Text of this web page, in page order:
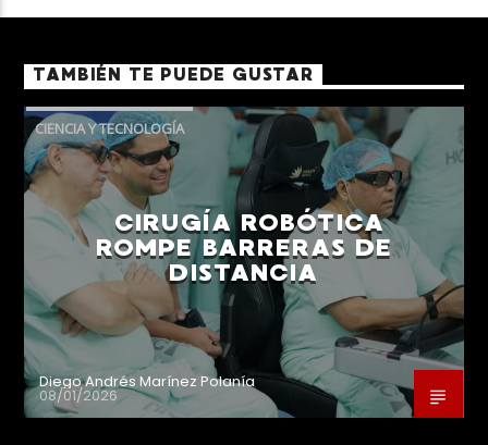
TAMBIÉN TE PUEDE GUSTAR
CIENCIA Y TECNOLOGÍA
CIRUGÍA ROBÓTICA
ROMPE BARRERAS DE
DISTANCIA
Diego Andrés Marínez Polanía
08/01/2026